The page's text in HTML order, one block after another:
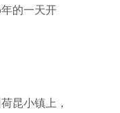
的一天开
昆小镇上，